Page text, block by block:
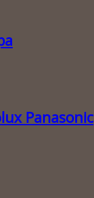
Panasonic